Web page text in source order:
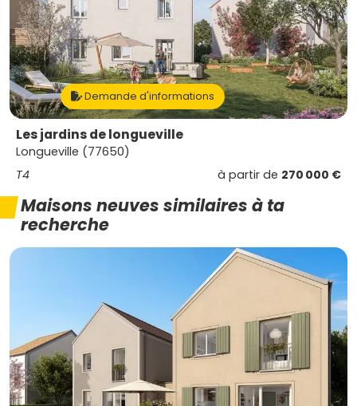
Demande d'informations
Les jardins de longueville
Longueville (77650)
T4
à partir de 270 000 €
Maisons neuves similaires à ta
recherche